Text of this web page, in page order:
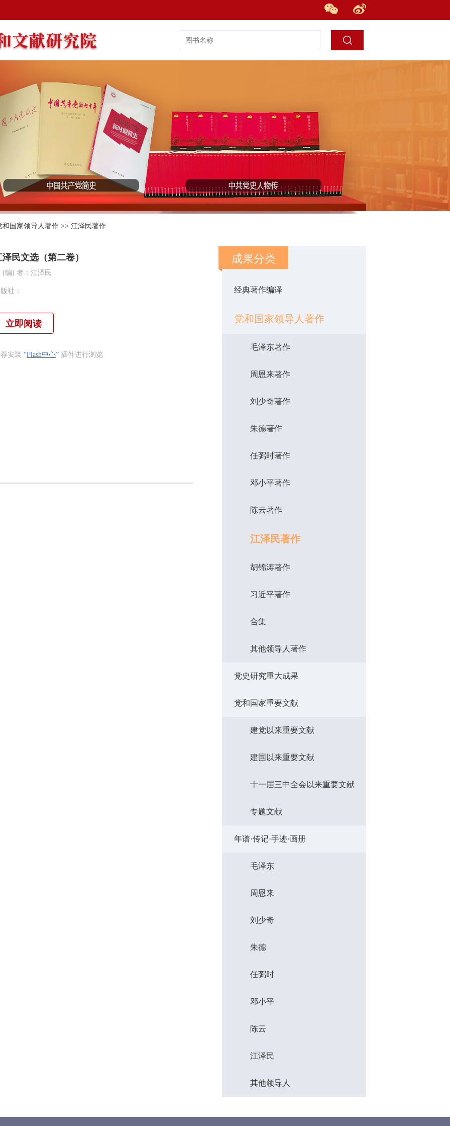
和国家领导人著作 >> 江泽民著作
泽民文选（第二卷）
(编) 者： 江泽民
社：
立即阅读
安装 “Flash中心” 插件进行浏览
成果分类
经典著作编译
党和国家领导人著作
毛泽东著作
周恩来著作
刘少奇著作
朱德著作
任弼时著作
邓小平著作
陈云著作
江泽民著作
胡锦涛著作
习近平著作
合集
其他领导人著作
党史研究重大成果
党和国家重要文献
建党以来重要文献
建国以来重要文献
十一届三中全会以来重要文献
专题文献
年谱·传记·手迹·画册
毛泽东
周恩来
刘少奇
朱德
任弼时
邓小平
陈云
江泽民
其他领导人